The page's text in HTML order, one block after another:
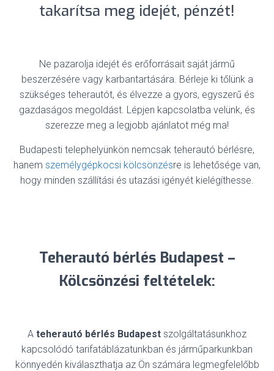
takarítsa meg idejét, pénzét!
Ne pazarolja idejét és erőforrásait saját jármű
beszerzésére vagy karbantartására. Bérleje ki tőlünk a
szükséges teherautót, és élvezze a gyors, egyszerű és
gazdaságos megoldást. Lépjen kapcsolatba velünk, és
szerezze meg a legjobb ajánlatot még ma!
Budapesti telephelyünkön nemcsak teherautó bérlésre,
hanem személygépkocsi kölcsönzésre is lehetősége van,
hogy minden szállítási és utazási igényét kielégíthesse.
Teherautó bérlés Budapest –
Kölcsönzési feltételek:
A teherautó bérlés Budapest szolgáltatásunkhoz
kapcsolódó tarifatáblázatunkban és járműparkunkban
könnyedén kiválaszthatja az Ön számára legmegfelelőbb